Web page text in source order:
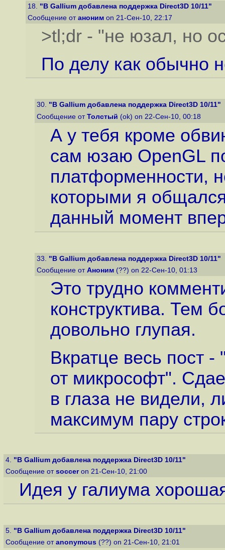
18. "В Gallium добавлена поддержка Direct3D 10/11"
Сообщение от аноним on 21-Сен-10, 22:17
>tl;dr - "не юзал, но
По делу как обычно
30. "В Gallium добавлена поддержка Direct3D 10/11"
Сообщение от Толстый (ok) on 22-Сен-10, 00:18
А у тебя кроме
сам юзаю OpenGL
платформенности,
которыми я
данный момент
33. "В Gallium добавлена поддержка Direct3D 10/11"
Сообщение от Аноним (??) on 22-Сен-10, 01:13
Это трудно
конструктива. Тем
довольно глупая.
Вкратце весь пост
от микрософт".
в глаза не видели,
максимум пару
4. "В Gallium добавлена поддержка Direct3D 10/11"
Сообщение от socceron 21-Сен-10, 21:00
Идея у галиума
5. "В Gallium добавлена поддержка Direct3D 10/11"
Сообщение от anonymous (??) on 21-Сен-10, 21:01